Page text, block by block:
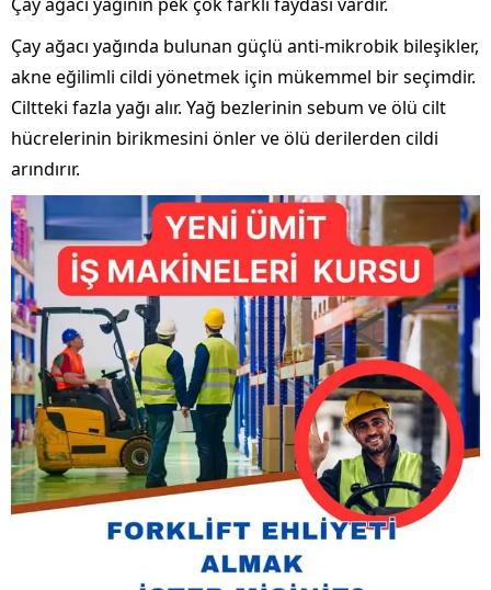
Çay ağacı yağında bulunan güçlü anti-mikrobik bileşikler,
akne eğilimli cildi yönetmek için mükemmel bir seçimdir.
Ciltteki fazla yağı alır. Yağ bezlerinin sebum ve ölü cilt
hücrelerinin birikmesini önler ve ölü derilerden cildi
arındırır.